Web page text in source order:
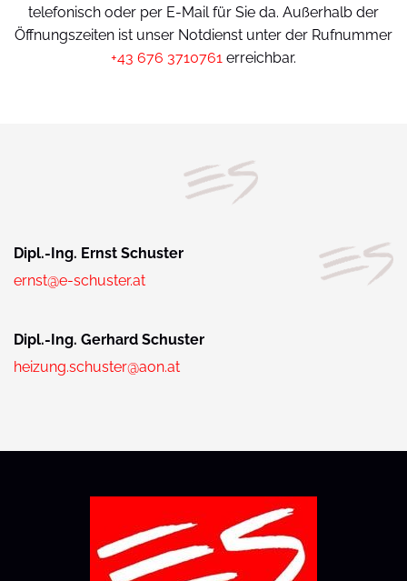
telefonisch oder per E-Mail für Sie da. Außerhalb der
Öffnungszeiten ist unser Notdienst unter der Rufnummer
+43 676 3710761 erreichbar.
Dipl.-Ing. Ernst Schuster
ernst@e-schuster.at
Dipl.-Ing. Gerhard Schuster
heizung.schuster@aon.at